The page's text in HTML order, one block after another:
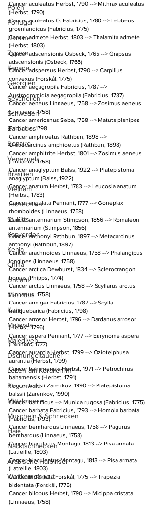
Polen
Portugal
Ukraine
Zypern
Kanada
Georgien
Seychellen
Schweden
Barbados
Bonaire
Venezuela
Brasilien
Vietnam
Tschechien
St. Kitts
Kapverden
Kenia
China
Ungarn
Mauritius
Kuba
Malaysia
Malediven
Dschungeltaucher
Leben am Korallenriff
Regenwald
Mittelmeer
Muscheln & Schnecken
Haie
Nacktschnecken
Arabische Halbinsel
Wettkampfsport
Cancer aculeatus Herbst, 1790 --> Mithrax aculeatus
(Herbst, 1790)
Cancer aculeatus O. Fabricius, 1780 --> Lebbeus
groenlandicus (Fabricius, 1775)
Cancer admete Herbst, 1803 --> Thalamita admete
(Herbst, 1803)
Cancer adscensionis Osbeck, 1765 --> Grapsus
adscensionis (Osbeck, 1765)
Cancer adspersus Herbst, 1790 --> Carpilius
convexus (Forskål, 1775)
Cancer aegagropila Fabricius, 1787 -->
Austrodromidia aegagropila (Fabricius, 1787)
Cancer aeneus Linnaeus, 1758 --> Zosimus aeneus
(Linnaeus, 1758)
Cancer americanus Seba, 1758 --> Matuta planipes
Fabricius, 1798
Cancer amphioetus Rathbun, 1898 -->
Glebocarcinus amphioetus (Rathbun, 1898)
Cancer amphitrite Herbst, 1801 --> Zosimus aeneus
(Linnaeus, 1758)
Cancer anaglyptum Balss, 1922 --> Platepistoma
anaglyptum (Balss, 1922)
Cancer anatum Herbst, 1783 --> Leucosia anatum
(Herbst, 1783)
Cancer angulata Pennant, 1777 --> Goneplax
rhomboides (Linnaeus, 1758)
Cancer antennarium Stimpson, 1856 --> Romaleon
antennarium (Stimpson, 1856)
Cancer anthonyi Rathbun, 1897 --> Metacarcinus
anthonyi (Rathbun, 1897)
Cancer arachnoides Linnaeus, 1758 --> Phalangipus
longipes (Linnaeus, 1758)
Cancer arctica Dewhurst, 1834 --> Sclerocrangon
boreas (Phipps, 1774)
Cancer arctus Linnaeus, 1758 --> Scyllarus arctus
(Linnaeus, 1758)
Cancer armiger Fabricius, 1787 --> Scylla
tranquebarica (Fabricius, 1798)
Cancer arrosor Herbst, 1796 --> Dardanus arrosor
(Herbst, 1796)
Cancer aspera Pennant, 1777 --> Eurynome aspera
(Pennant, 1777)
Cancer aurantia Herbst, 1799 --> Oziotelphusa
aurantia (Herbst, 1799)
Cancer bahamensis Herbst, 1971 --> Petrochirus
bahamensis (Herbst, 1791)
Cancer balssii Zarenkov, 1990 --> Platepistoma
balssii (Zarenkov, 1990)
Cancer bamfficus --> Munida rugosa (Fabricius, 1775)
Cancer barbata Fabricius, 1793 --> Homola barbata
(Fabricius, 1793)
Cancer bernhardus Linnaeus, 1758 --> Pagurus
bernhardus (Linnaeus, 1758)
Cancer biaculatus Montagu, 1813 --> Pisa armata
(Latreille, 1803)
Cancer biaculeatus Montagu, 1813 --> Pisa armata
(Latreille, 1803)
Cancer bidentata Forskål, 1775 --> Trapezia
bidentata (Forskål, 1775)
Cancer bilobus Herbst, 1790 --> Micippa cristata
(Linnaeus, 1758)